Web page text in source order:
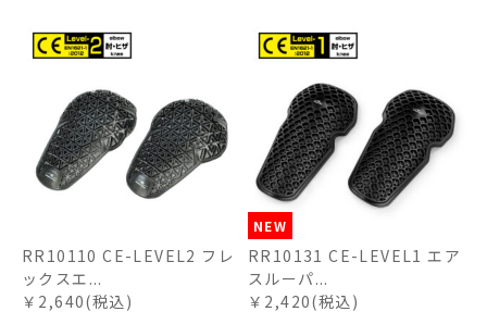
RR10110 CE-LEVEL2 フレ
ックスエ...
￥2,640(税込)
NEW
RR10131 CE-LEVEL1 エア
スルーパ...
￥2,420(税込)